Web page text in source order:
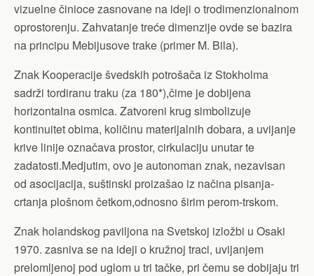
vizuelne činioce zasnovane na ideji o trodimenzionalnom
oprostorenju. Zahvatanje treće dimenzije ovde se bazira
na principu Mebijusove trake (primer M. Bila).
Znak Kooperacije švedskih potrošača iz Stokholma
sadrži tordiranu traku (za 180*),čime je dobijena
horizontalna osmica. Zatvoreni krug simbolizuje
kontinuitet obima, količinu materijalnih dobara, a uvijanje
krive linije označava prostor, cirkulaciju unutar te
zadatosti.Medjutim, ovo je autonoman znak, nezavisan
od asocijacija, suštinski proizašao iz načina pisanja-
crtanja plošnom četkom,odnosno širim perom-trskom.
Znak holandskog paviljona na Svetskoj izložbi u Osaki
1970. zasniva se na ideji o kružnoj traci, uvijanjem
prelomljenoj pod uglom u tri tačke, pri čemu se dobijaju tri